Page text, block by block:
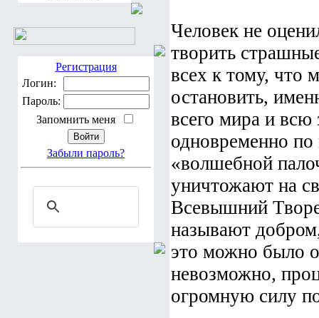
Регистрация
Логин:
Пароль:
Запомнить меня
Забыли пароль?
Человек не
творить
всех к тому, что
остановить,
всего мира и
одновременно
«волшебной
уничтожают на
Всевышний
называют
это можно было
невозможно,
огромную силу